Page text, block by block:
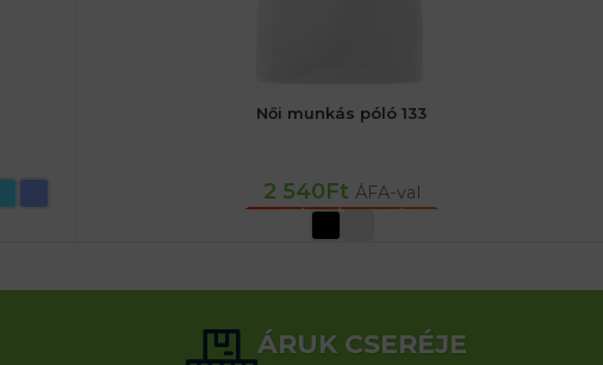
Női munkás póló 133
2 540Ft ÁFA-val
OPCIÓK VÁLASZTÁSA
ÁRUK CSERÉJE